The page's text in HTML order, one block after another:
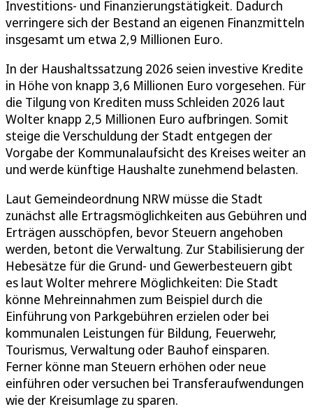
Investitions- und Finanzierungstätigkeit. Dadurch
verringere sich der Bestand an eigenen Finanzmitteln
insgesamt um etwa 2,9 Millionen Euro.
In der Haushaltssatzung 2026 seien investive Kredite
in Höhe von knapp 3,6 Millionen Euro vorgesehen. Für
die Tilgung von Krediten muss Schleiden 2026 laut
Wolter knapp 2,5 Millionen Euro aufbringen. Somit
steige die Verschuldung der Stadt entgegen der
Vorgabe der Kommunalaufsicht des Kreises weiter an
und werde künftige Haushalte zunehmend belasten.
Laut Gemeindeordnung NRW müsse die Stadt
zunächst alle Ertragsmöglichkeiten aus Gebühren und
Erträgen ausschöpfen, bevor Steuern angehoben
werden, betont die Verwaltung. Zur Stabilisierung der
Hebesätze für die Grund- und Gewerbesteuern gibt
es laut Wolter mehrere Möglichkeiten: Die Stadt
könne Mehreinnahmen zum Beispiel durch die
Einführung von Parkgebühren erzielen oder bei
kommunalen Leistungen für Bildung, Feuerwehr,
Tourismus, Verwaltung oder Bauhof einsparen.
Ferner könne man Steuern erhöhen oder neue
einführen oder versuchen bei Transferaufwendungen
wie der Kreisumlage zu sparen.